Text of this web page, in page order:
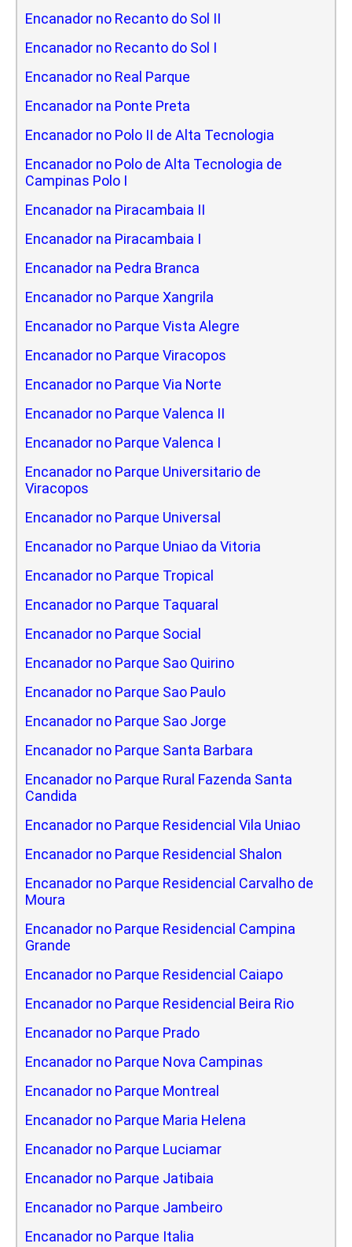
Encanador no Recanto do Sol II
Encanador no Recanto do Sol I
Encanador no Real Parque
Encanador na Ponte Preta
Encanador no Polo II de Alta Tecnologia
Encanador no Polo de Alta Tecnologia de
Campinas Polo I
Encanador na Piracambaia II
Encanador na Piracambaia I
Encanador na Pedra Branca
Encanador no Parque Xangrila
Encanador no Parque Vista Alegre
Encanador no Parque Viracopos
Encanador no Parque Via Norte
Encanador no Parque Valenca II
Encanador no Parque Valenca I
Encanador no Parque Universitario de
Viracopos
Encanador no Parque Universal
Encanador no Parque Uniao da Vitoria
Encanador no Parque Tropical
Encanador no Parque Taquaral
Encanador no Parque Social
Encanador no Parque Sao Quirino
Encanador no Parque Sao Paulo
Encanador no Parque Sao Jorge
Encanador no Parque Santa Barbara
Encanador no Parque Rural Fazenda Santa
Candida
Encanador no Parque Residencial Vila Uniao
Encanador no Parque Residencial Shalon
Encanador no Parque Residencial Carvalho de
Moura
Encanador no Parque Residencial Campina
Grande
Encanador no Parque Residencial Caiapo
Encanador no Parque Residencial Beira Rio
Encanador no Parque Prado
Encanador no Parque Nova Campinas
Encanador no Parque Montreal
Encanador no Parque Maria Helena
Encanador no Parque Luciamar
Encanador no Parque Jatibaia
Encanador no Parque Jambeiro
Encanador no Parque Italia